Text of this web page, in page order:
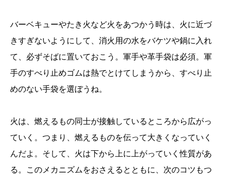
バーベキューやたき火など火をあつかう時は、火に近づ
きすぎないようにして、消火用の水をバケツや鍋に入れ
て、必ずそばに置いておこう。軍手や革手袋は必須。軍
手のすべり止めゴムは熱でとけてしまうから、すべり止
めのない手袋を選ぼうね。
火は、燃えるもの同士が接触しているところから広がっ
ていく。つまり、燃えるものを伝って大きくなっていく
んだよ。そして、火は下から上に上がっていく性質があ
る。このメカニズムをおさえるとともに、次のコツもつ